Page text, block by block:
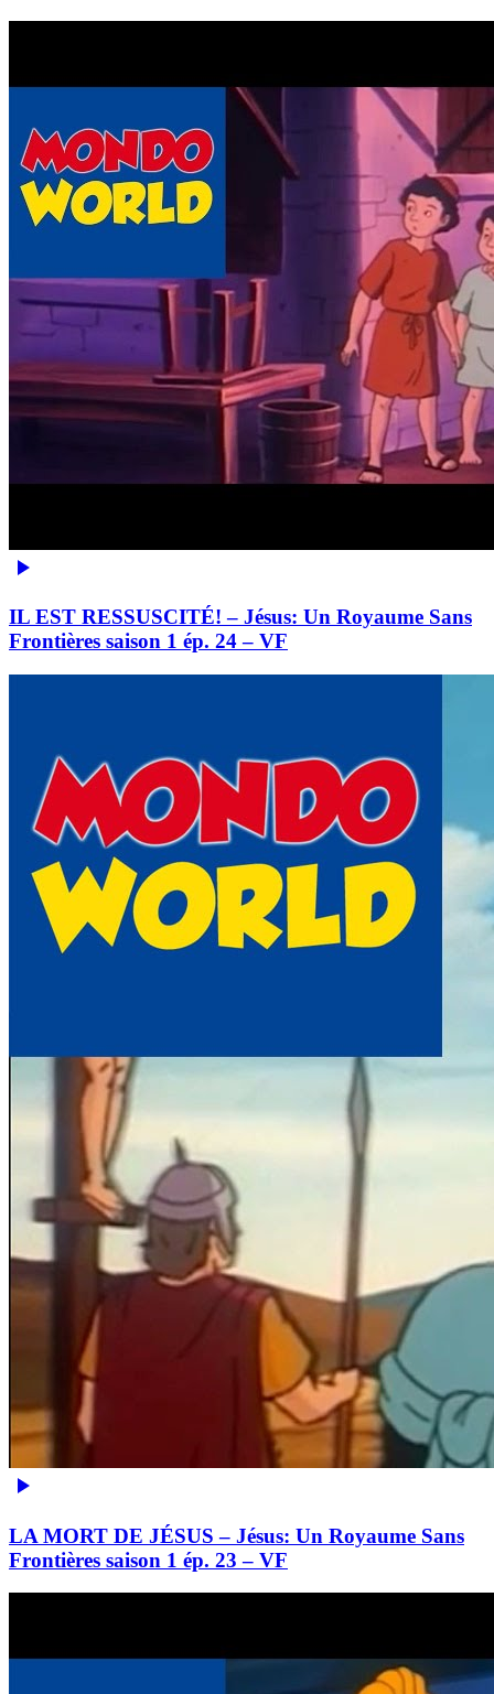
IL EST RESSUSCITÉ! – Jésus: Un Royaume Sans
Frontières saison 1 ép. 24 – VF
LA MORT DE JÉSUS – Jésus: Un Royaume Sans
Frontières saison 1 ép. 23 – VF